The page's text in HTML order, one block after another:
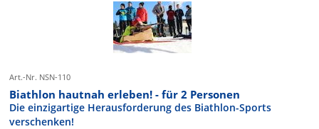
Art.-Nr. NSN-110
Biathlon hautnah erleben! - für 2 Personen
Die einzigartige Herausforderung des Biathlon-Sports
verschenken!